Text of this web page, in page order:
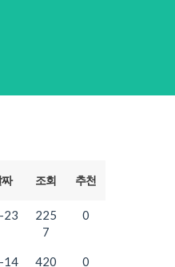
조회 추천
23
225
7
0
14 420 0